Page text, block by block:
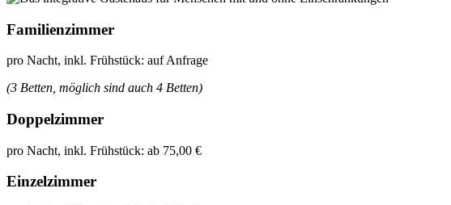
Familienzimmer
pro Nacht, inkl. Frühstück: auf Anfrage
(3 Betten, möglich sind auch 4 Betten)
Doppelzimmer
pro Nacht, inkl. Frühstück: ab 75,00 €
Einzelzimmer